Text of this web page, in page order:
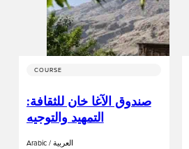
COURSE
صندوق الآغا خان للثقافة:
التمهيد والتوجيه
Arabic / العربية